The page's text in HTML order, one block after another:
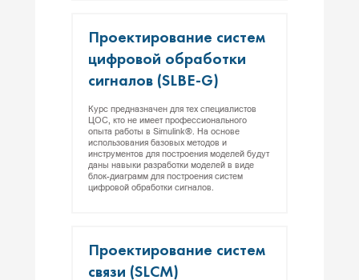
Про­ек­ти­рова­ние сис­тем
циф­ро­вой об­ра­бот­ки
сиг­на­лов (SLBE-G)
Курс предназначен для тех специалистов
ЦОС, кто не имеет профессионального
опыта работы в Simulink®. На основе
использования базовых методов и
инструментов для построения моделей будут
даны навыки разработки моделей в виде
блок-диаграмм для построения систем
цифровой обработки сигналов.
Про­ек­ти­рова­ние сис­тем
свя­зи (SLCM)